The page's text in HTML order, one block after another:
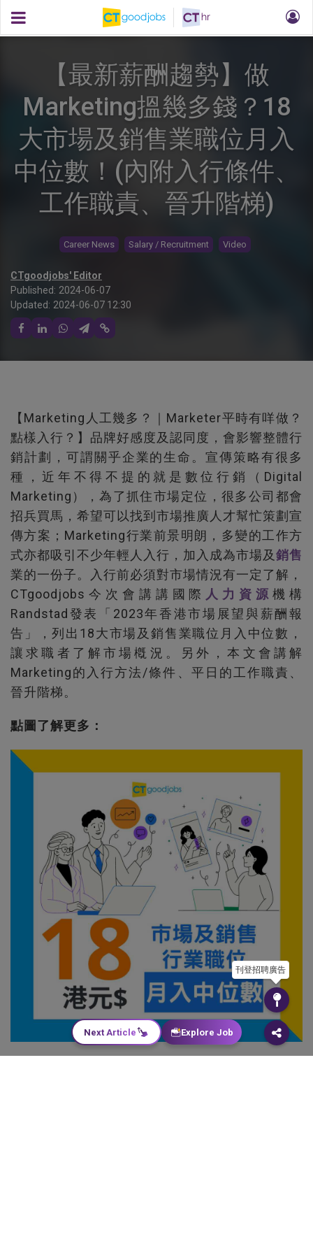
【最新薪酬趨勢】做
Marketing搵幾多錢？18
大市場及銷售業職位月入
中位數！(內附入行條件、
工作職責、晉升階梯)
Career News Salary / Recruitment Video
CTgoodjobs' Editor
Published: 2024-06-07
Updated: 2024-06-07 12:30
【Marketing人工幾多？｜Marketer平時有咩做？
點樣入行？】品牌好感度及認同度，會影響整體行
銷計劃，可謂關乎企業的生命。宣傳策略有很多
種，近年不得不提的就是數位行銷（Digital
Marketing），為了抓住市場定位，很多公司都會
招兵買馬，希望可以找到市場推廣人才幫忙策劃宣
傳方案；Marketing行業前景明朗，多變的工作方
式亦都吸引不少年輕人入行，加入成為市場及銷售
業的一份子。入行前必須對市場情況有一定了解，
CTgoodjobs今次會講講國際 人力資源機構
Randstad發表「2023年香港市場展望與薪酬報
告」，列出18大市場及銷售業職位月入中位數，
讓求職者了解市場槪況。另外，本文會講解
Marketing的入行方法/條件、平日的工作職責、
晉升階梯。
點圖了解更多：
刊登招聘廣告
Next Article Explore Job